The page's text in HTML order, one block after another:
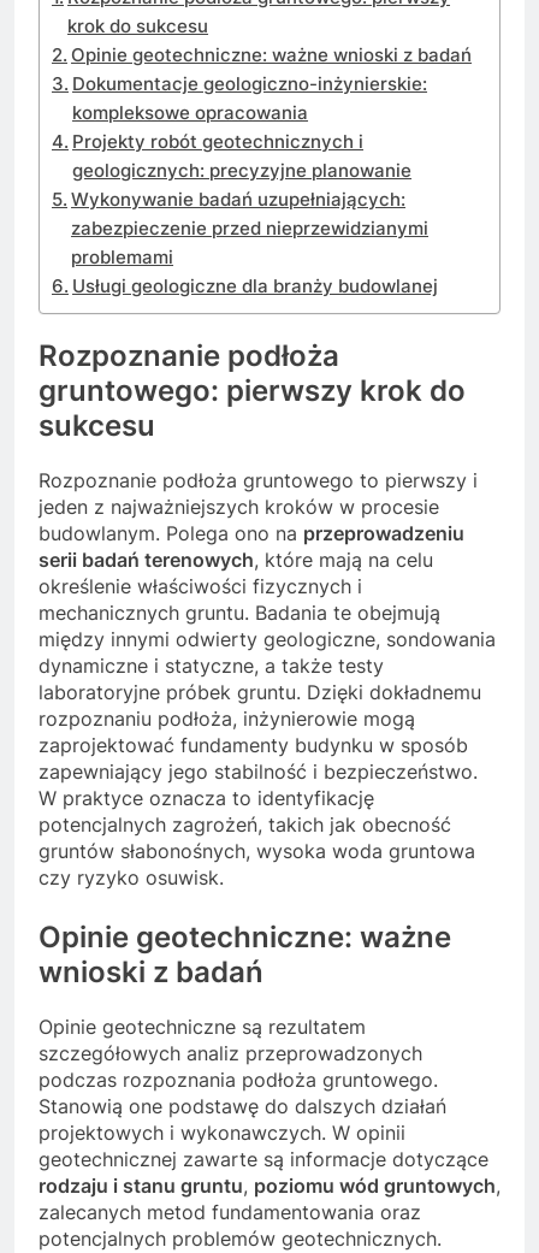
krok do sukcesu
Opinie geotechniczne: ważne wnioski z badań
Dokumentacje geologiczno-inżynierskie:
kompleksowe opracowania
Projekty robót geotechnicznych i
geologicznych: precyzyjne planowanie
Wykonywanie badań uzupełniających:
zabezpieczenie przed nieprzewidzianymi
problemami
Usługi geologiczne dla branży budowlanej
Rozpoznanie podłoża
gruntowego: pierwszy krok do
sukcesu
Rozpoznanie podłoża gruntowego to pierwszy i
jeden z najważniejszych kroków w procesie
budowlanym. Polega ono na przeprowadzeniu
serii badań terenowych, które mają na celu
określenie właściwości fizycznych i
mechanicznych gruntu. Badania te obejmują
między innymi odwierty geologiczne, sondowania
dynamiczne i statyczne, a także testy
laboratoryjne próbek gruntu. Dzięki dokładnemu
rozpoznaniu podłoża, inżynierowie mogą
zaprojektować fundamenty budynku w sposób
zapewniający jego stabilność i bezpieczeństwo.
W praktyce oznacza to identyfikację
potencjalnych zagrożeń, takich jak obecność
gruntów słabonośnych, wysoka woda gruntowa
czy ryzyko osuwisk.
Opinie geotechniczne: ważne
wnioski z badań
Opinie geotechniczne są rezultatem
szczegółowych analiz przeprowadzonych
podczas rozpoznania podłoża gruntowego.
Stanowią one podstawę do dalszych działań
projektowych i wykonawczych. W opinii
geotechnicznej zawarte są informacje dotyczące
rodzaju i stanu gruntu, poziomu wód gruntowych,
zalecanych metod fundamentowania oraz
potencjalnych problemów geotechnicznych.